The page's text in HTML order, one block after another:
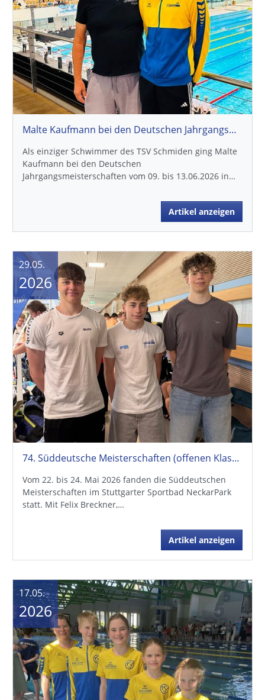
Malte Kaufmann bei den Deutschen Jahrgangsmeisterschaften in Berlin
Als einziger Schwimmer des TSV Schmiden ging Malte
Kaufmann bei den Deutschen
Jahrgangsmeisterschaften vom 09. bis 13.06.2026 in…
Artikel anzeigen
74. Süddeutsche Meisterschaften (offenen Klasse + Jahrgangsmeisterschaften)
Vom 22. bis 24. Mai 2026 fanden die Süddeutschen
Meisterschaften im Stuttgarter Sportbad NeckarPark
statt. Mit Felix Breckner,…
Artikel anzeigen
29.05.
2026
17.05.
2026